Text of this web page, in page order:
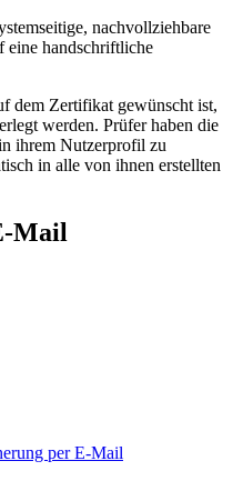
nachvollziehbare
eine handschriftliche
dem Zertifikat gewünscht ist,
werden. Prüfer haben die
ihrem Nutzerprofil zu
in alle von ihnen erstellten
Mail
per E-Mail